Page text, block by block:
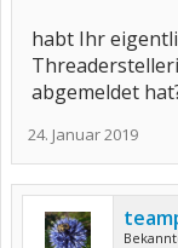
habt Ihr
abgemeldet
24. Januar 2019